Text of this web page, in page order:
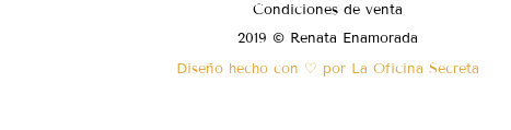
Condiciones de venta
2019 © Renata Enamorada
Diseño hecho con ♡ por La Oficina Secreta